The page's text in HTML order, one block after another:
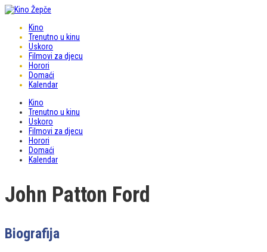
Kino
Trenutno u kinu
Uskoro
Filmovi za djecu
Horori
Domaći
Kalendar
Kino
Trenutno u kinu
Uskoro
Filmovi za djecu
Horori
Domaći
Kalendar
John Patton Ford
Biografija